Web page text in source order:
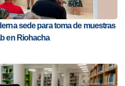
sede para toma de muestras
en Riohacha